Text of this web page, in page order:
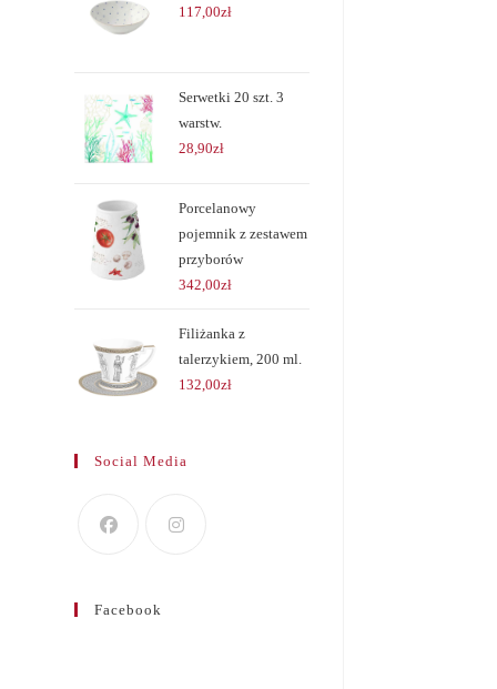
117,00zł
Serwetki 20 szt. 3
warstw.
28,90zł
Porcelanowy
pojemnik z zestawem
przyborów
342,00zł
Filiżanka z
talerzykiem, 200 ml.
132,00zł
Social Media
Facebook